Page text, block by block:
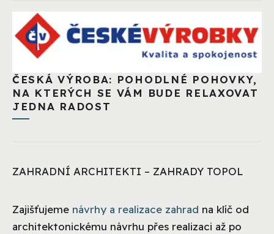
ČESKÁ VÝROBA: POHODLNÉ POHOVKY,
NA KTERÝCH SE VÁM BUDE RELAXOVAT
JEDNA RADOST
ZAHRADNÍ ARCHITEKTI – ZAHRADY TOPOL
Zajišťujeme návrhy a realizace zahrad na klíč od
architektonickému návrhu přes realizaci až po